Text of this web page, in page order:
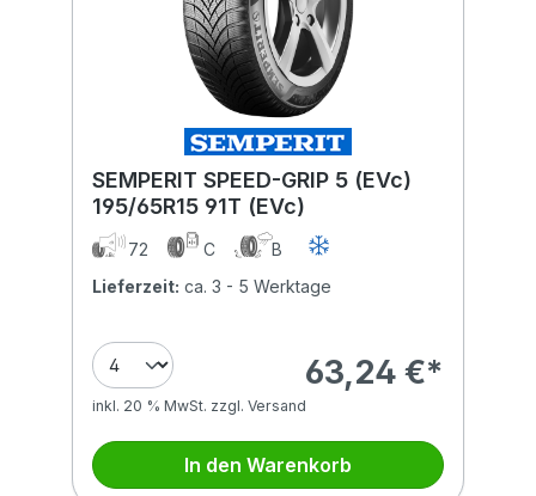
SEMPERIT SPEED-GRIP 5 (EVc)
195/65R15 91T (EVc)
72 C
B
Lieferzeit: ca. 3 - 5 Werktage
63,24 €*
inkl. 20 % MwSt. zzgl. Versand
In den Warenkorb